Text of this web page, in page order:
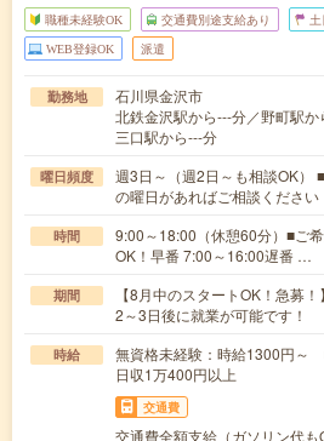
職種未経験OK 交通費別途支給あり
WEB登録OK 派遣
勤務地
石川県金沢市
北鉄金沢駅から---分／野町駅
三口駅から---分
曜日頻度
週3日～（週2日～も相談OK）
の曜日があればご相談ください
時間
9:00～18:00（休憩60分）■ご
OK！早番 7:00～16:00遅番 …
期間
【8月中のスタートOK！急募
2～3日後に就業が可能です！
時給
無資格未経験：時給1300円
日収1万400円以上
交通費
交通費全額支給（ガソリン代も